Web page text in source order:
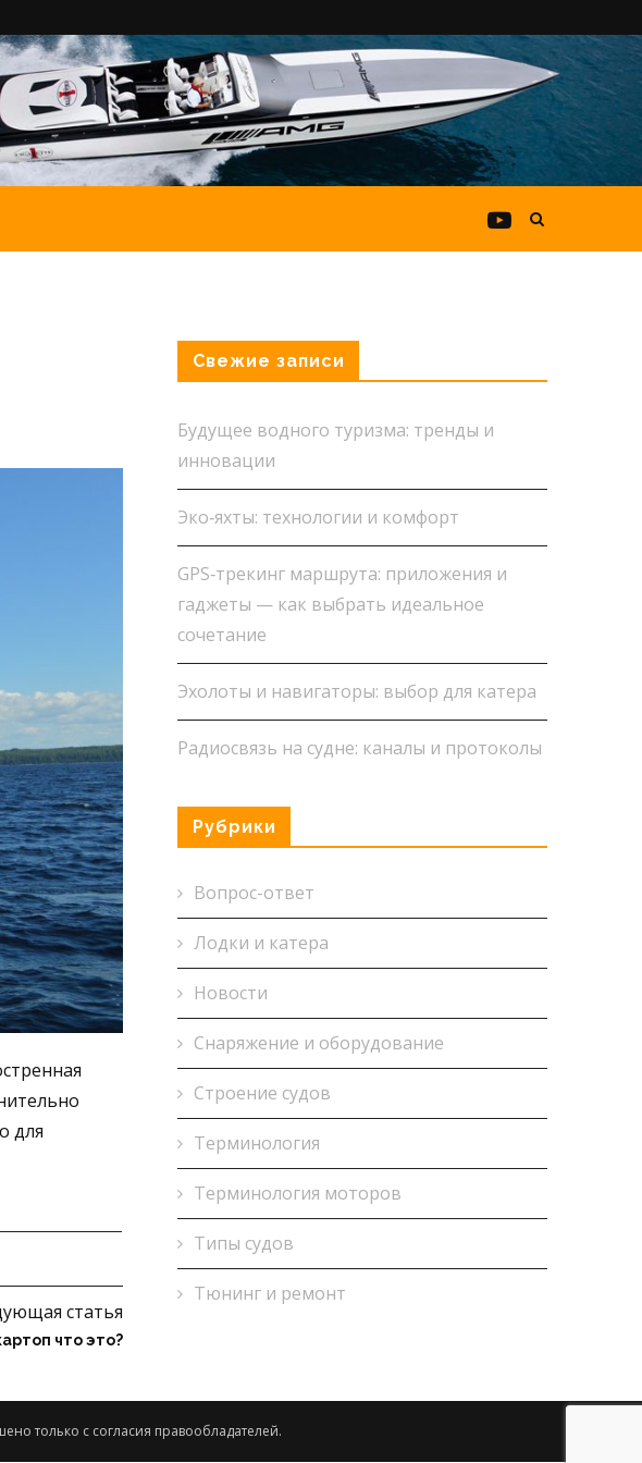
для
статья
что это?
Свежие записи
Будущее водного туризма: тренды и
инновации
Эко‑яхты: технологии и комфорт
GPS‑трекинг маршрута: приложения и
гаджеты — как выбрать идеальное
сочетание
Эхолоты и навигаторы: выбор для катера
Радиосвязь на судне: каналы и протоколы
Рубрики
Вопрос-ответ
Лодки и катера
Новости
Снаряжение и оборудование
Строение судов
Терминология
Терминология моторов
Типы судов
Тюнинг и ремонт
только с согласия правообладателей.